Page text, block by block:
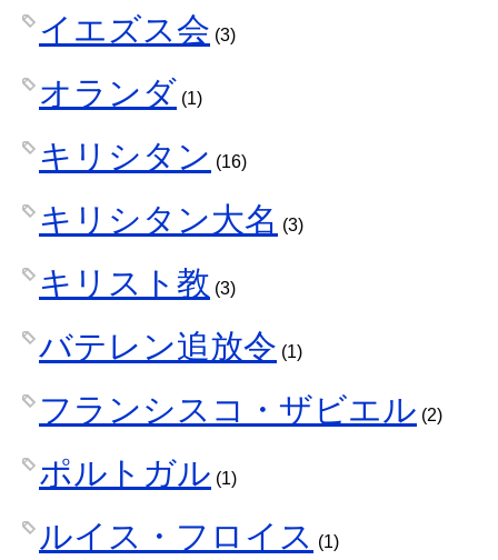
イエズス会 (3)
オランダ (1)
キリシタン (16)
キリシタン大名 (3)
キリスト教 (3)
バテレン追放令 (1)
フランシスコ・ザビエル (2)
ポルトガル (1)
ルイス・フロイス (1)